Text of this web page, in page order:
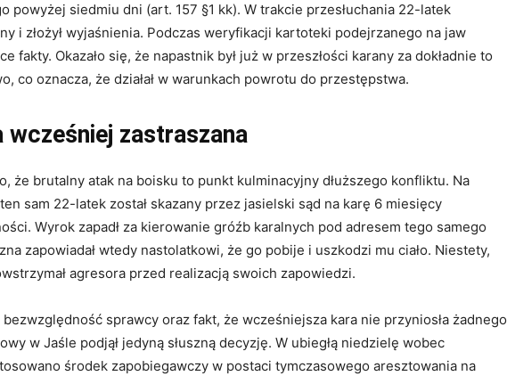
powyżej siedmiu dni (art. 157 §1 kk). W trakcie przesłuchania 22-latek
i złożył wyjaśnienia. Podczas weryfikacji kartoteki podejrzanego na jaw
fakty. Okazało się, że napastnik był już w przeszłości karany za dokładnie to
co oznacza, że działał w warunkach powrotu do przestępstwa.
wcześniej zastraszana
że brutalny atak na boisku to punkt kulminacyjny dłuższego konfliktu. Na
sam 22-latek został skazany przez jasielski sąd na karę 6 miesięcy
Wyrok zapadł za kierowanie gróźb karalnych pod adresem tego samego
zapowiadał wtedy nastolatkowi, że go pobije i uszkodzi mu ciało. Niestety,
agresora przed realizacją swoich zapowiedzi.
sprawcy oraz fakt, że wcześniejsza kara nie przyniosła żadnego
w Jaśle podjął jedyną słuszną decyzję. W ubiegłą niedzielę wobec
środek zapobiegawczy w postaci tymczasowego aresztowania na